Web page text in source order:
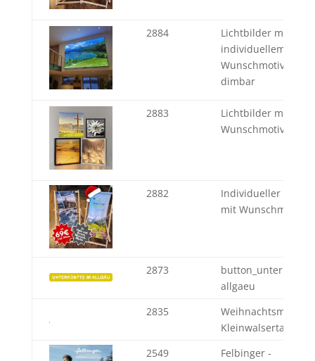
2884
Lichtbilder mit
individuellem
Wunschmotiv und
dimbar
2883
Lichtbilder mit
Wunschmotiv
2882
Individueller
mit Wunschmotiv
2873
allgaeu
2835
Weihnachtsmärkte
Kleinwalsertal
2549
Felbinger -